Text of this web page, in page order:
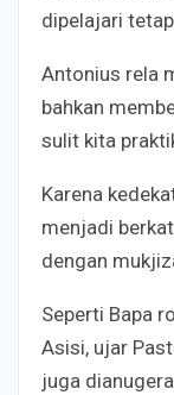
dipelajari
Antonius rela
bahkan
sulit kita
Karena
menjadi
dengan
Seperti Bapa
Asisi, ujar
juga